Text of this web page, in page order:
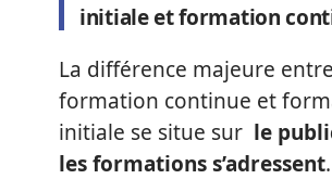
initiale et formation
La différence majeure entre
formation continue et
initiale se situe sur le
les formations s’adressent.